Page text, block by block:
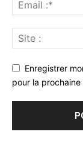
Enregistrer
pour la